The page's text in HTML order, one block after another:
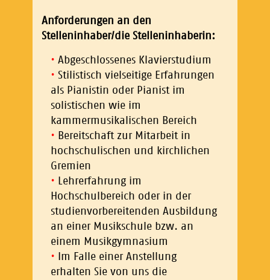
Anforderungen an den
Stelleninhaber/die Stelleninhaberin:
Abgeschlossenes Klavierstudium
Stilistisch vielseitige Erfahrungen
als Pianistin oder Pianist im
solistischen wie im
kammermusikalischen Bereich
Bereitschaft zur Mitarbeit in
hochschulischen und kirchlichen
Gremien
Lehrerfahrung im
Hochschulbereich oder in der
studienvorbereitenden Ausbildung
an einer Musikschule bzw. an
einem Musikgymnasium
Im Falle einer Anstellung
erhalten Sie von uns die